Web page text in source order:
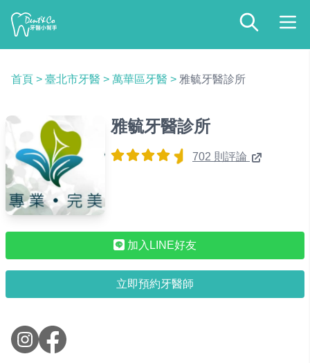
首頁 > 臺北市牙醫 > 萬華區牙醫 > 雅毓牙醫診所
雅毓牙醫診所
702 則評論
加入LINE好友
立即預約牙醫師